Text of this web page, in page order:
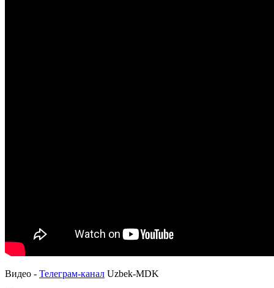
Видео - Телеграм-канал Uzbek-MDK